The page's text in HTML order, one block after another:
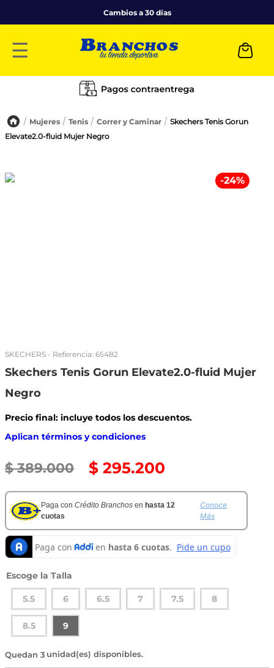
Cambios a 30 días
☰
Mujeres Tenis Correr y Caminar
Skechers Tenis Gorun
Elevate2.0-fluid Mujer Negro
-24%
SKECHERS - Referencia: 65482
Skechers Tenis Gorun Elevate2.0-fluid Mujer
Negro
Precio final: incluye todos los descuentos.
Aplican términos y condiciones
$ 389.000 $ 295.200
Paga con Crédito Branchos en hasta 12
cuotas
Conoce
Más
Talla
5.5 6 6.5 7 7.5 8
8.5 9
3 disponibles